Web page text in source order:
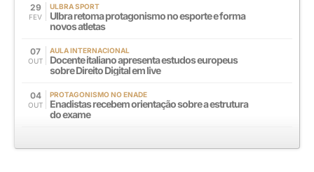
29
FEV
ULBRA SPORT
Ulbra retoma protagonismo no esporte e forma
novos atletas
07
OUT
AULA INTERNACIONAL
Docente italiano apresenta estudos europeus
sobre Direito Digital em live
04
OUT
PROTAGONISMO NO ENADE
Enadistas recebem orientação sobre a estrutura
do exame